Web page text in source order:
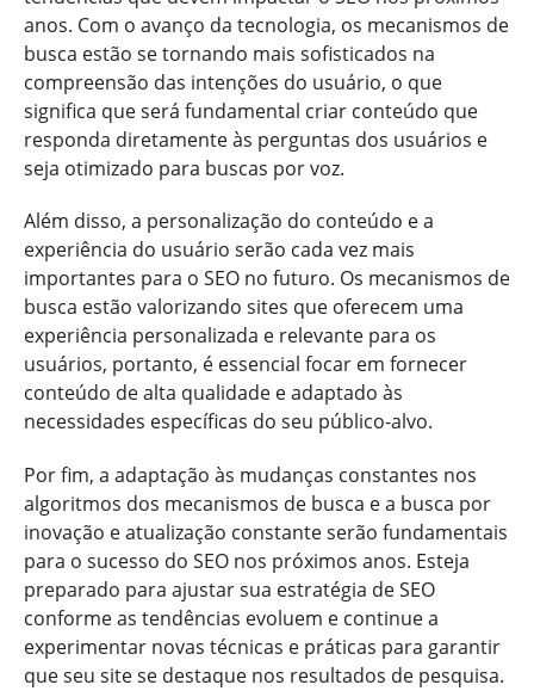
anos. Com o avanço da tecnologia, os mecanismos de
busca estão se tornando mais sofisticados na
compreensão das intenções do usuário, o que
significa que será fundamental criar conteúdo que
responda diretamente às perguntas dos usuários e
seja otimizado para buscas por voz.
Além disso, a personalização do conteúdo e a
experiência do usuário serão cada vez mais
importantes para o SEO no futuro. Os mecanismos de
busca estão valorizando sites que oferecem uma
experiência personalizada e relevante para os
usuários, portanto, é essencial focar em fornecer
conteúdo de alta qualidade e adaptado às
necessidades específicas do seu público-alvo.
Por fim, a adaptação às mudanças constantes nos
algoritmos dos mecanismos de busca e a busca por
inovação e atualização constante serão fundamentais
para o sucesso do SEO nos próximos anos. Esteja
preparado para ajustar sua estratégia de SEO
conforme as tendências evoluem e continue a
experimentar novas técnicas e práticas para garantir
que seu site se destaque nos resultados de pesquisa.